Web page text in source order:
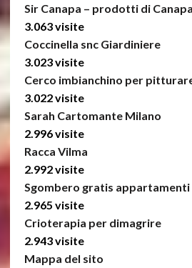
Sir Canapa – prodotti di Canapa
3.063 visite
Coccinella snc Giardiniere
3.023 visite
Cerco imbianchino per
3.022 visite
Sarah Cartomante Milano
2.996 visite
Racca Vilma
2.992 visite
Sgombero gratis appartamenti
2.965 visite
Crioterapia per dimagrire
2.943 visite
Mappa del sito